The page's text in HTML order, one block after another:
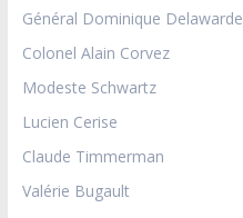
Général Dominique Delawarde
Colonel Alain Corvez
Modeste Schwartz
Lucien Cerise
Claude Timmerman
Valérie Bugault